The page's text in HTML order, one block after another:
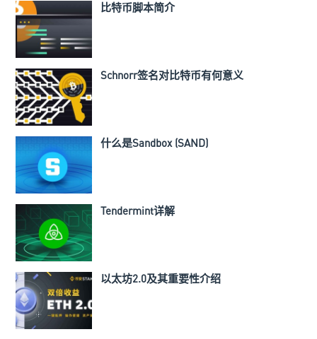
比特币脚本简介
Schnorr签名对比特币有何意义
什么是Sandbox (SAND)
Tendermint详解
以太坊2.0及其重要性介绍